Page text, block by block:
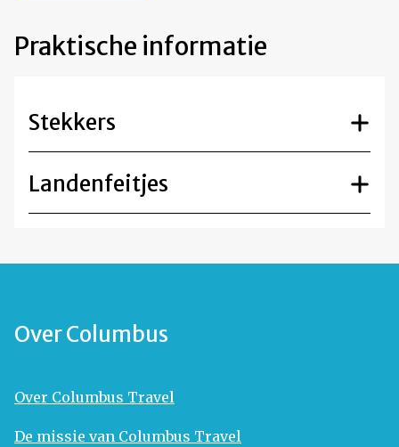
Praktische informatie
Stekkers
Landenfeitjes
Over Columbus
Over Columbus Travel
De missie van Columbus Travel